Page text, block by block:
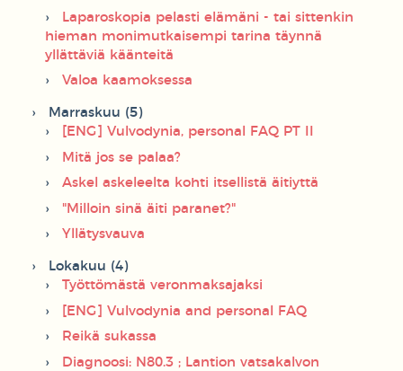
Laparoskopia pelasti elämäni - tai sittenkin
hieman monimutkaisempi tarina täynnä
yllättäviä käänteitä
Valoa kaamoksessa
Marraskuu (5)
[ENG] Vulvodynia, personal FAQ PT II
Mitä jos se palaa?
Askel askeleelta kohti itsellistä äitiyttä
"Milloin sinä äiti paranet?"
Yllätysvauva
Lokakuu (4)
Työttömästä veronmaksajaksi
[ENG] Vulvodynia and personal FAQ
Reikä sukassa
Diagnoosi: N80.3 ; Lantion vatsakalvon